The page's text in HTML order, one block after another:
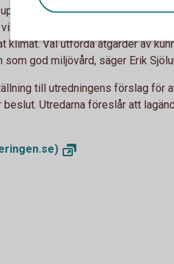
såväl produktions- som
för att de svenska skogarna
klimat. Väl utförda åtgärder av
god miljövård, säger Erik
till utredningens förslag för
Utredarna föreslår att